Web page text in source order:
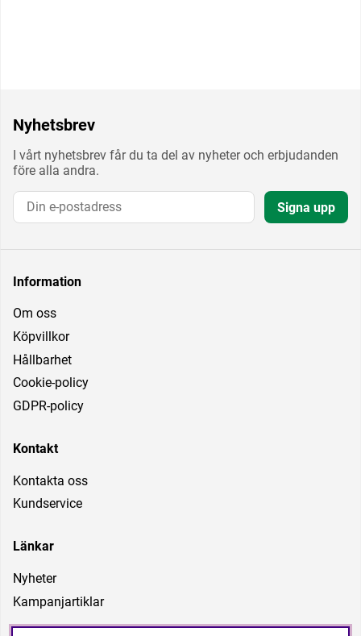
Nyhetsbrev
I vårt nyhetsbrev får du ta del av nyheter och erbjudanden
före alla andra.
Signa upp
Information
Om oss
Köpvillkor
Hållbarhet
Cookie-policy
GDPR-policy
Kontakt
Kontakta oss
Kundservice
Länkar
Nyheter
Kampanjartiklar